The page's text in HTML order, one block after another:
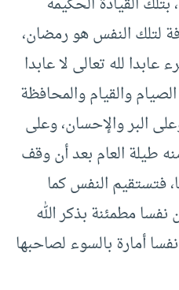
لتلك النفس هو رمضان،
عابدا لله تعالى لا عابدا
والقيام والمحافظة
البر والإحسان، وعلى
طيلة العام بعد أن وقف
فتستقيم النفس كما
نفسا مطمئنة بذكر الله
أمارة بالسوء لصاحبها